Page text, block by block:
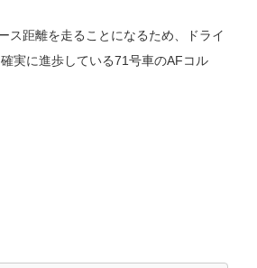
ス距離を走ることになるため、ドライ
実に進歩している71号車のAFコル